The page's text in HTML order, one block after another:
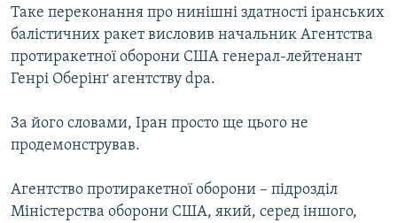
УКРАЇНА
СХЕМИ
КИТАЙ.ВИКЛИКИ
МУЛЬТИМЕДІА
ФОТО
СПЕЦПРОЄКТИ
Таке переконання про нинішні здатності іранських
балістичних ракет висловив начальник Агентства
протиракетної оборони США генерал-лейтенант
Генрі Оберінґ агентству dpa.
За його словами, Іран просто ще цього не
продемонстрував.
Агентство протиракетної оборони – підрозділ
Міністерства оборони США, який, серед іншого,